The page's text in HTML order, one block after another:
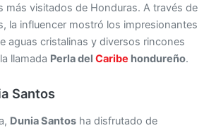
más visitados de Honduras. A través de
la influencer mostró los impresionantes
aguas cristalinas y diversos rincones
llamada Perla delCaribe hondureño.
Santos
Dunia Santos ha disfrutado de